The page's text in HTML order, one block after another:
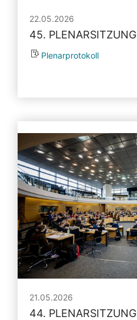
22.05.2026
45. PLENARSITZUNG
Plenarprotokoll
21.05.2026
44. PLENARSITZUNG